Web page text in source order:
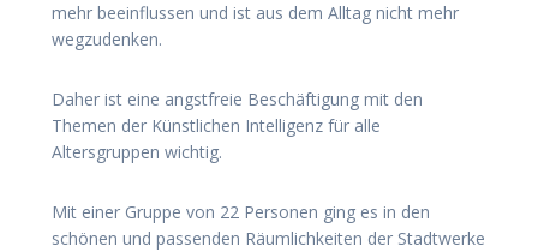
mehr beeinflussen und ist aus dem Alltag nicht mehr
wegzudenken.
Daher ist eine angstfreie Beschäftigung mit den
Themen der Künstlichen Intelligenz für alle
Altersgruppen wichtig.
Mit einer Gruppe von 22 Personen ging es in den
schönen und passenden Räumlichkeiten der Stadtwerke